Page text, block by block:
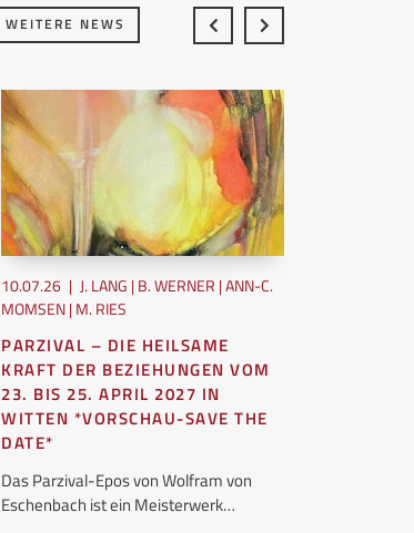
10.07.26 | J. LANG | B. WERNER | ANN-C.
MOMSEN | M. RIES
PARZIVAL – DIE HEILSAME
KRAFT DER BEZIEHUNGEN VOM
23. BIS 25. APRIL 2027 IN
WITTEN *VORSCHAU-SAVE THE
DATE*
Das Parzival-Epos von Wolfram von
Eschenbach ist ein Meisterwerk…
WEITERE NEWS